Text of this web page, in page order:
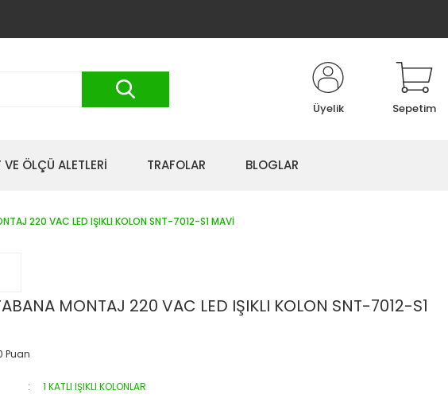
Üyelik Sepetim
VE ÖLÇÜ ALETLERİ TRAFOLAR BLOGLAR
220 VAC LED IŞIKLI KOLON SNT-7012-S1 MAVİ
MONTAJ 220 VAC LED IŞIKLI KOLON SNT-7012-S1
Puan
1 KATLI IŞIKLI KOLONLAR